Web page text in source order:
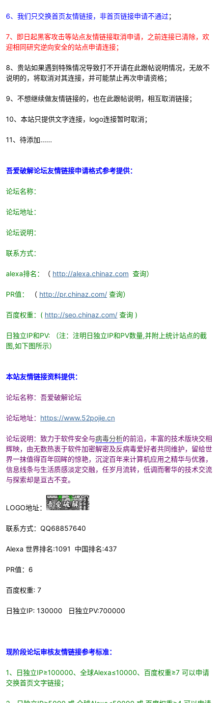
解
52
cn
6、我们只交换首页友情链接，非首页链接申请不通过；
7、即日起黑客攻击等站点友情链接取消申请，之前连接已清除，欢
迎相同研究逆向安全的站点申请连接；
8、贵站如果遇到特殊情况导致打不开请在此跟帖说明情况，无故不
说明的，将取消对其连接，并可能禁止再次申请资格；
9、不想继续做友情链接的，也在此跟帖说明，相互取消链接；
10、本站只提供文字连接，logo连接暂时取消；
11、 待添加......
吾爱破解论坛友情链接申请格式参考提供：
论坛名称：
论坛地址：
论坛说明：
联系方式：
alexa排名： （ http://alexa.chinaz.com 查询）
PR值： （ http://pr.chinaz.com/ 查询）
百度权重：( http://seo.chinaz.com/ 查询 )
日独立IP和PV: （注：注明日独立IP和PV数量,并附上统计站点的截
图,如下图所示）
本站友情链接资料提供：
论坛名称：吾爱破解论坛
论坛地址： https://www.52pojie.cn
论坛说明：致力于软件安全与病毒分析的前沿，丰富的技术版块交相
辉映，由无数热衷于软件加密解密及反病毒爱好者共同维护，留给世
界一抹值得百年回眸的惊艳，沉淀百年来计算机应用之精华与优雅，
信息线条与生活质感淡定交融，任岁月流转，低调而奢华的技术交流
与探索却是亘古不变。
LOGO地址：
联系方式：QQ68857640
Alexa 世界排名:1091 中国排名:437
PR值：6
百度权重: 7
日独立IP: 130000 日独立PV:700000
现阶段论坛审核友情链接参考标准：
1、日独立IP≥100000、全球Alexa≤10000、百度权重≥7 可以申请
交换首页文字链接；